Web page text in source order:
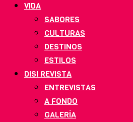
VIDA
SABORES
CULTURAS
DESTINOS
ESTILOS
DISI REVISTA
ENTREVISTAS
A FONDO
GALERÍA